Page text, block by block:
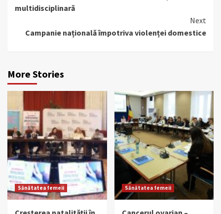
multidisciplinară
Next
Campanie națională împotriva violenței domestice
More Stories
Sănătatea femeii Sănătatea femeii